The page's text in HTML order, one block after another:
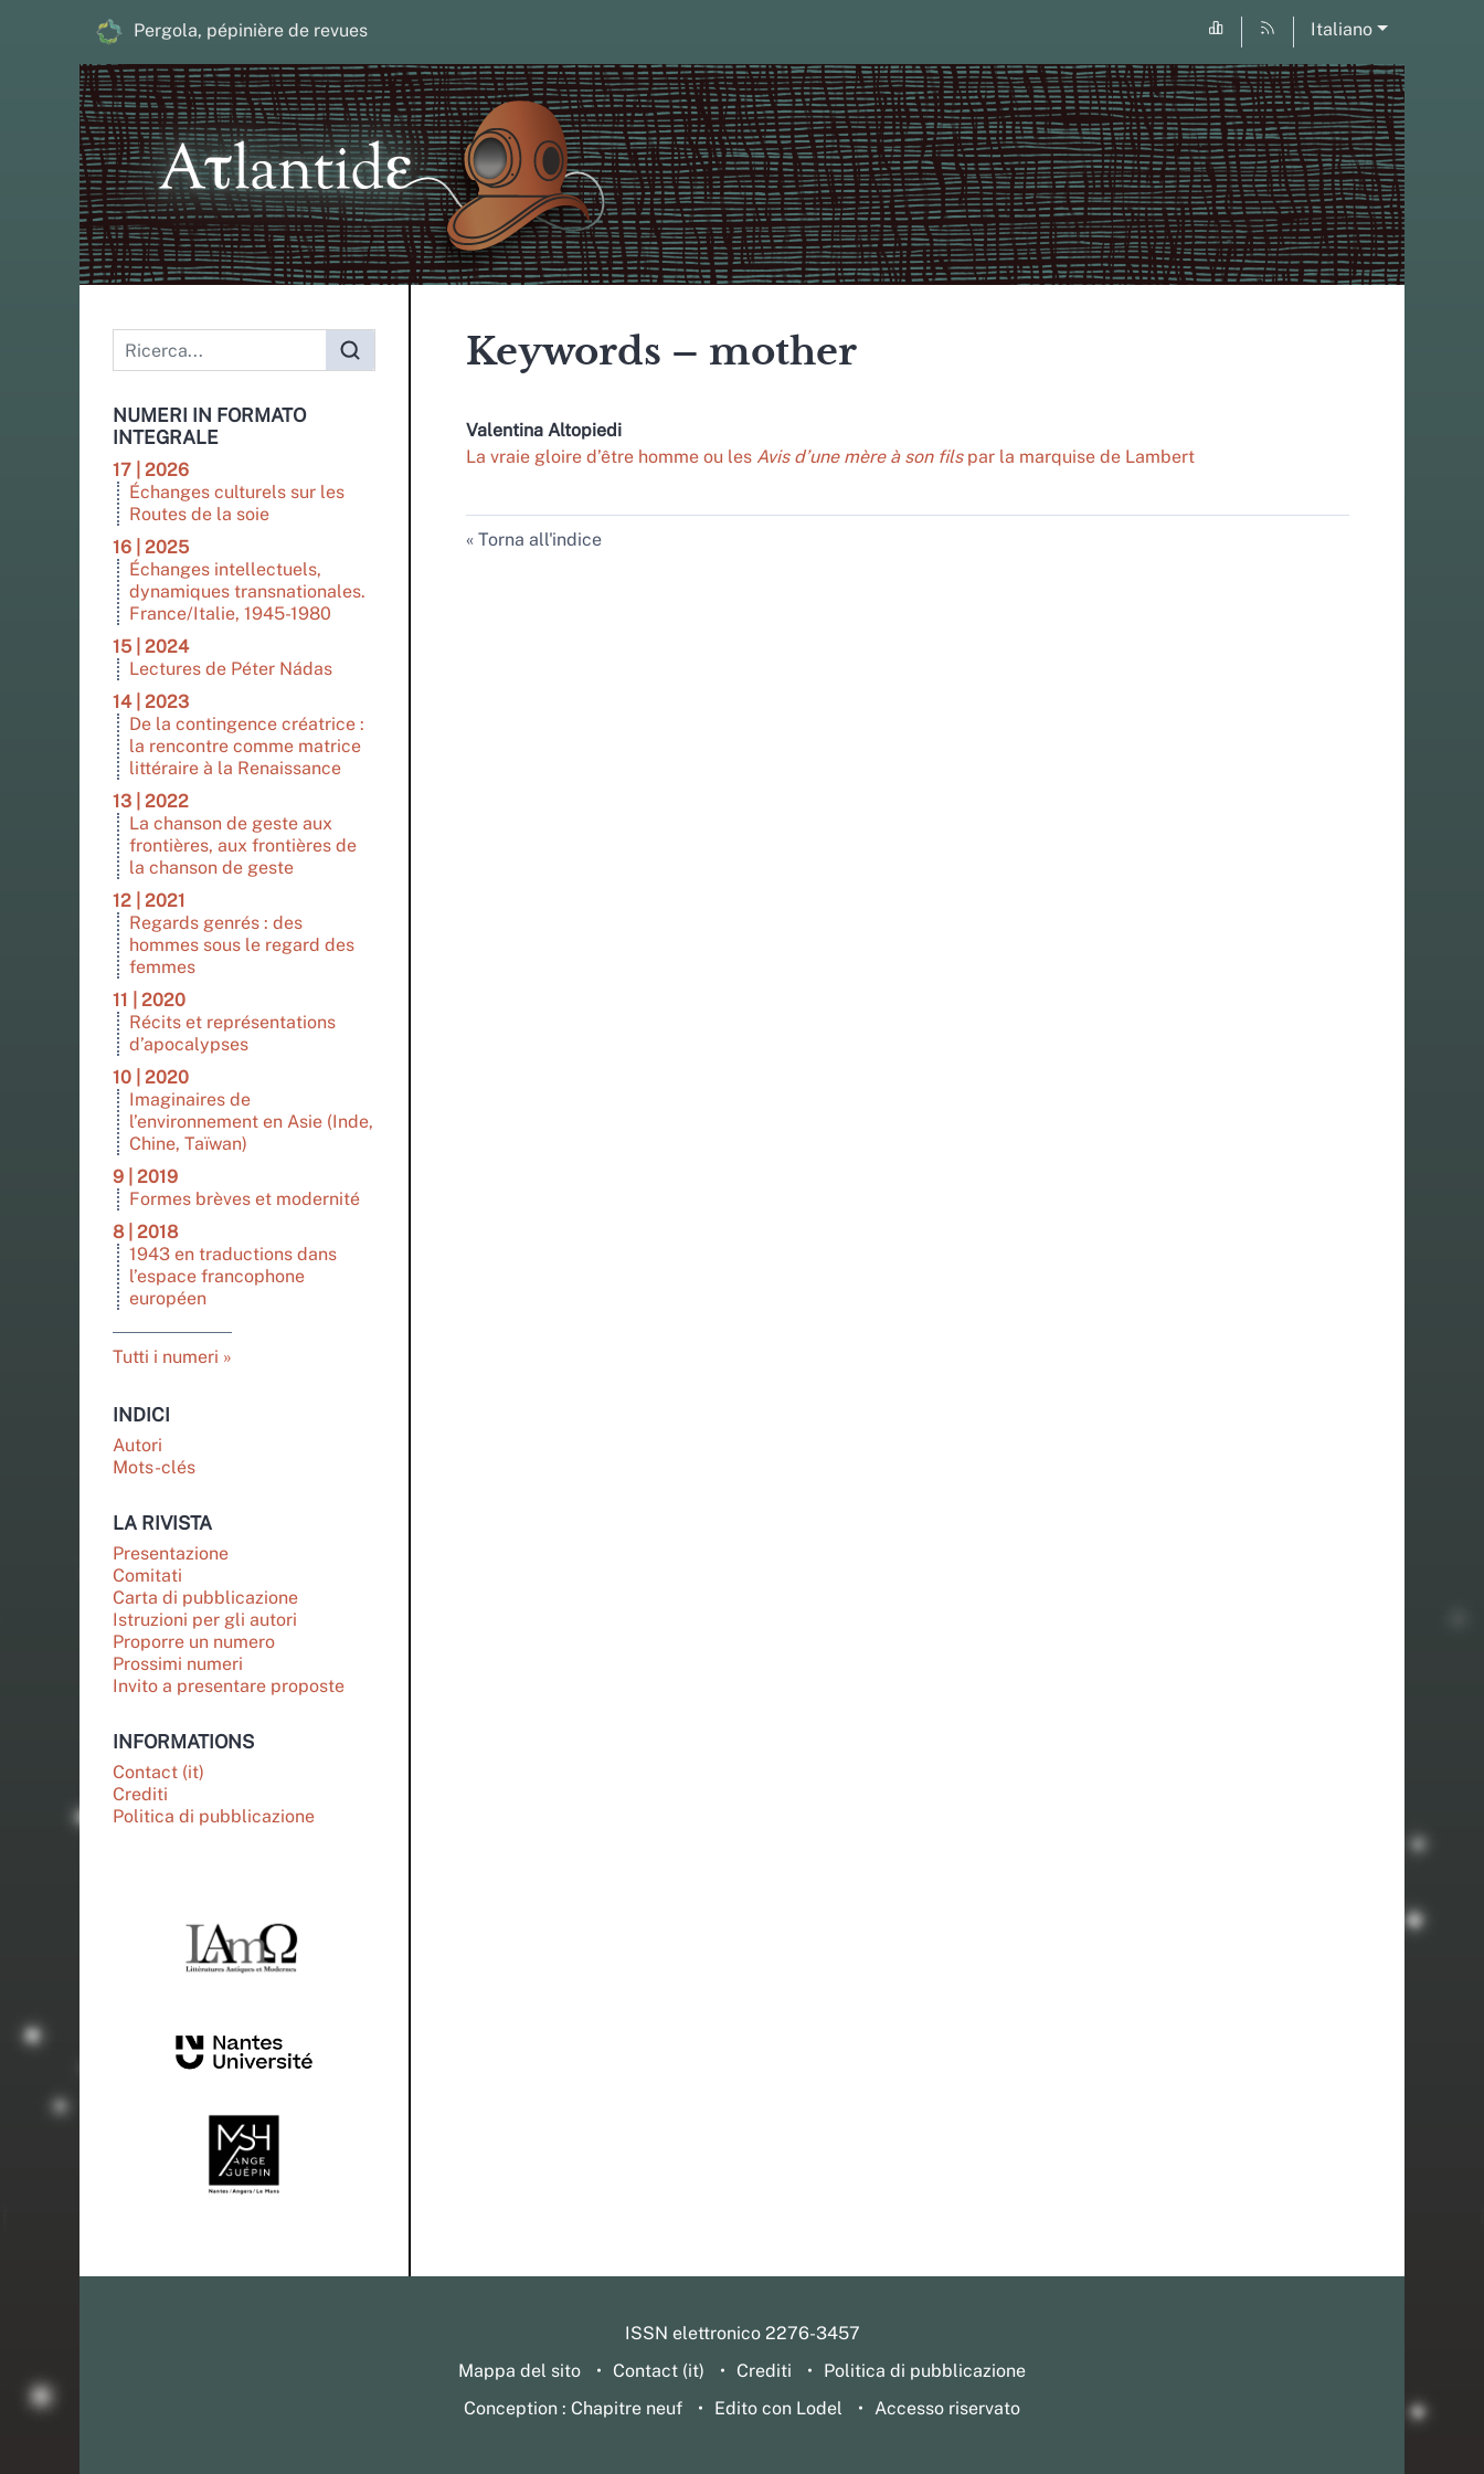
Pergola, pépinière de revues Italiano
NUMERI IN FORMATO
INTEGRALE
17 | 2026
Échanges culturels sur les
Routes de la soie
16 | 2025
Échanges intellectuels,
dynamiques transnationales.
France/Italie, 1945-1980
15 | 2024
Lectures de Péter Nádas
14 | 2023
De la contingence créatrice :
la rencontre comme matrice
littéraire à la Renaissance
13 | 2022
La chanson de geste aux
frontières, aux frontières de
la chanson de geste
12 | 2021
Regards genrés : des
hommes sous le regard des
femmes
11 | 2020
Récits et représentations
d’apocalypses
10 | 2020
Imaginaires de
l’environnement en Asie (Inde,
Chine, Taïwan)
9 | 2019
Formes brèves et modernité
8 | 2018
1943 en traductions dans
l’espace francophone
européen
Tutti i numeri
INDICI
Autori
Mots-clés
LA RIVISTA
Presentazione
Comitati
Carta di pubblicazione
Istruzioni per gli autori
Proporre un numero
Prossimi numeri
Invito a presentare proposte
INFORMATIONS
Contact (it)
Crediti
Politica di pubblicazione
Keywords – mother
Valentina Altopiedi
La vraie gloire d’être homme ou les Avis d’une mère à son filspar la marquise de Lambert
Torna all'indice
ISSN elettronico 2276-3457
Mappa del sito
Contact (it) Crediti
Politica di pubblicazione
Conception : Chapitre neuf
Edito con Lodel Accesso riservato